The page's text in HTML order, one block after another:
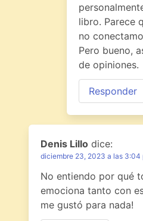
libro. Parece
no
Pero bueno,
de opiniones.
Responder
Denis Lillo dice:
diciembre 23, 2023 a las 3:04
No entiendo por qué
emociona tanto con
me gustó para nada!